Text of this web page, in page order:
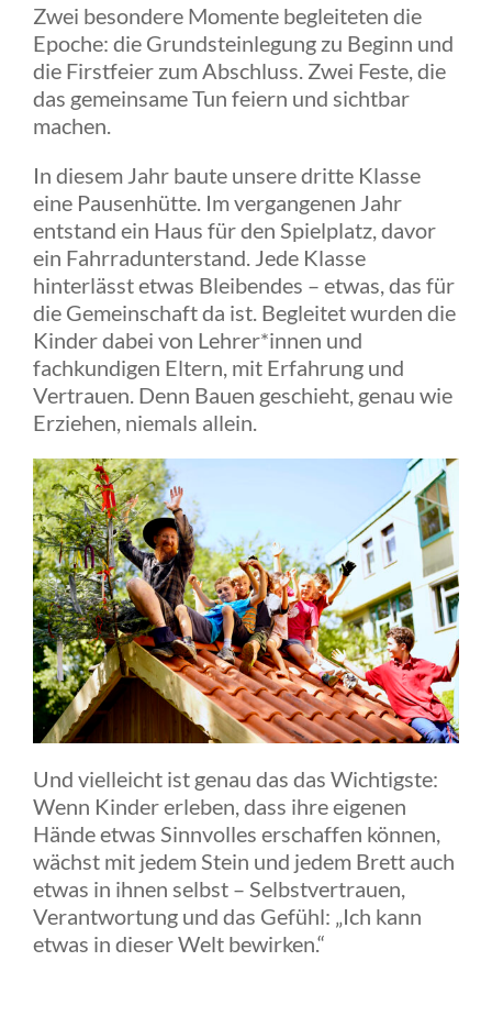
Zwei besondere Momente begleiteten die
Epoche: die Grundsteinlegung zu Beginn und
die Firstfeier zum Abschluss. Zwei Feste, die
das gemeinsame Tun feiern und sichtbar
machen.
In diesem Jahr baute unsere dritte Klasse
eine Pausenhütte. Im vergangenen Jahr
entstand ein Haus für den Spielplatz, davor
ein Fahrradunterstand. Jede Klasse
hinterlässt etwas Bleibendes – etwas, das für
die Gemeinschaft da ist. Begleitet wurden die
Kinder dabei von Lehrer*innen und
fachkundigen Eltern, mit Erfahrung und
Vertrauen. Denn Bauen geschieht, genau wie
Erziehen, niemals allein.
Und vielleicht ist genau das das Wichtigste:
Wenn Kinder erleben, dass ihre eigenen
Hände etwas Sinnvolles erschaffen können,
wächst mit jedem Stein und jedem Brett auch
etwas in ihnen selbst – Selbstvertrauen,
Verantwortung und das Gefühl: „Ich kann
etwas in dieser Welt bewirken.“